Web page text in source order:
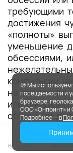
требующими
достижения
«полноты»
уменьшение
обсессиями,
компульсии
не связаны с
или
обычными
могут
чувства
🍪 Мы
посещаемости и
браузере,
ООО «Онпоинт»
Подробнее — в